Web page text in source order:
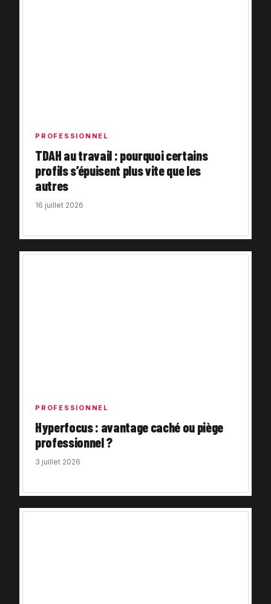
PROFESSIONNEL
TDAH au travail : pourquoi certains
profils s’épuisent plus vite que les
autres
16 juillet 2026
PROFESSIONNEL
Hyperfocus : avantage caché ou piège
professionnel ?
3 juillet 2026